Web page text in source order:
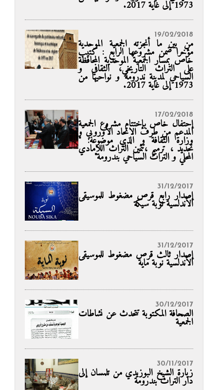
1973 إلى غاية 2017.
19/02/2018
من بين ما أنجزته الجمعية الموحدية
مؤخرا ضمن مشروعها الرابع : كتيب
خاص بمسار الجمعية الموحدية المحافظة
على التراث التاريخي، الثقافي و
السياحي لمدينة ندرومة و نواحيها من
1973 إلى غاية 2017.
17/02/2018
إحتفال خاص بإختتام مشروع الجمعية
المدعم من طرف الاتحاد الأوروبي و
وزارة الثقافة و الذي موضوعه: "
تحديد ، ترميم ،تثمين التراث اللامادي
المحلي و التراث السياحي بندرومة"
31/12/2017
إصدار رابع قرص مضغوط للموسيقى
الأندلسية نوبة سيكة
31/12/2017
إصدار ثالث قرص مضغوط للموسيقى
الأندلسية نوبة ماية
30/12/2017
الصحافة المكتوبة تتحدث عن نشاطات
الجمعية
30/11/2017
زيارة الشيخ البوزيدي من تلمسان إلى
دار التراث بندرومة